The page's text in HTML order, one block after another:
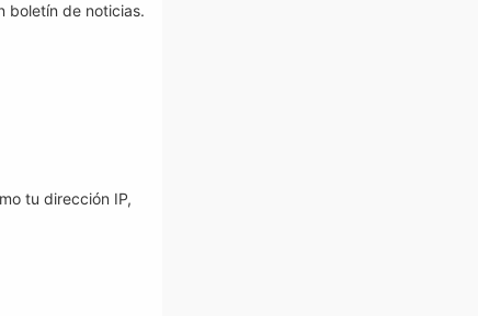
boletín de noticias.
tu dirección IP,